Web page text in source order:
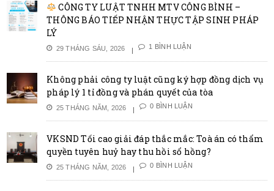
CÔNG TY LUẬT TNHH MTV CÔNG BÌNH –
THÔNG BÁO TIẾP NHẬN THỰC TẬP SINH PHÁP
LÝ
29 THÁNG SÁU, 2026 1 BÌNH LUẬN
Không phải công ty luật cũng ký hợp đồng dịch vụ
pháp lý 1 tỉ đồng và phán quyết của tòa
25 THÁNG NĂM, 2026 0 BÌNH LUẬN
VKSND Tối cao giải đáp thắc mắc: Toà án có thẩm
quyền tuyên huỷ hay thu hồi sổ hồng?
25 THÁNG NĂM, 2026 0 BÌNH LUẬN